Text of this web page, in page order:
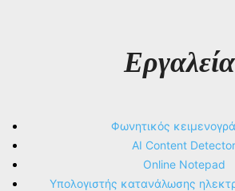
Εργαλεία
Φωνητικός
AI Content Detector
Online Notepad
Υπολογιστής κατανάλωσης